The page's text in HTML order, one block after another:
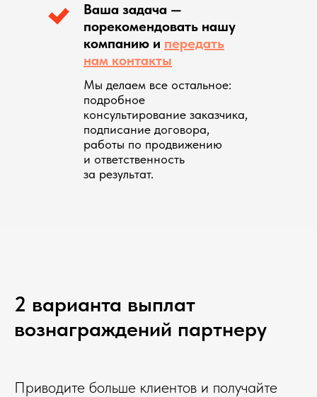
Мы делаем все остальное:
подробное
консультирование заказчика,
подписание договора,
работы по продвижению
и ответственность
за результат.
Ваша задача —
порекомендовать нашу
компанию и передать
нам контакты
2 варианта выплат
вознаграждений партнеру
Приводите больше клиентов и получайте